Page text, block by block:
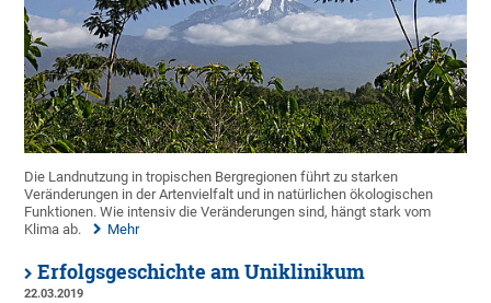
Die Landnutzung in tropischen Bergregionen führt zu starken
Veränderungen in der Artenvielfalt und in natürlichen ökologischen
Funktionen. Wie intensiv die Veränderungen sind, hängt stark vom
Klima ab.
Mehr
Erfolgsgeschichte am Uniklinikum
22.03.2019